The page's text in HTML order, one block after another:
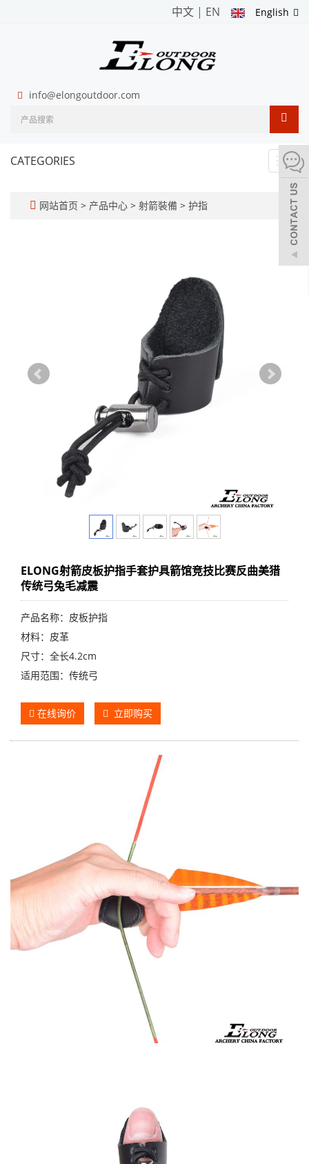
English
中文 | EN
info@elongoutdoor.com
CATEGORIES
网站首页 > 产品中心 > 射箭裝備 > 护指
ELONG射箭皮板护指手套护具箭馆竞技比赛反曲美猎
传统弓兔毛减震
产品名称：皮板护指
材料：皮革
尺寸：全长4.2cm
适用范围：传统弓
在线询价 立即购买